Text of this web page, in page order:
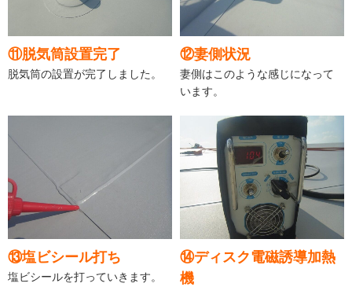
⑪脱気筒設置完了
脱気筒の設置が完了しました。
⑫妻側状況
妻側はこのような感じになって
います。
⑬塩ビシール打ち
塩ビシールを打っていきます。
⑭ディスク電磁誘導加熱
機